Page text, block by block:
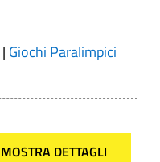
| Giochi Paralimpici
MOSTRA DETTAGLI